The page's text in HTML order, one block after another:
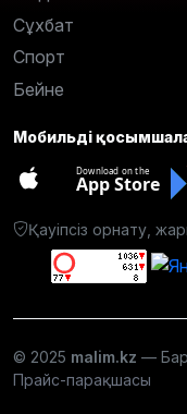
Сұхбат
Спорт
Бейне
Мобильді
Download on the
App Store
Қауіпсіз орнату,
© 2025 malim.kz —
Прайс-парақшасы